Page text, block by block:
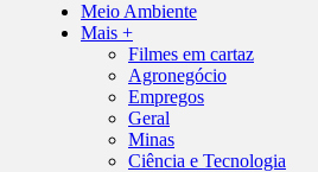
Meio Ambiente
Mais +
Filmes em cartaz
Agronegócio
Empregos
Geral
Minas
Ciência e Tecnologia